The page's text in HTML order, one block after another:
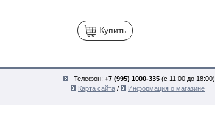
Купить
Телефон: +7 (995) 1000-335 (с 11:00 до 18:00)
Карта сайта / Информация о магазине